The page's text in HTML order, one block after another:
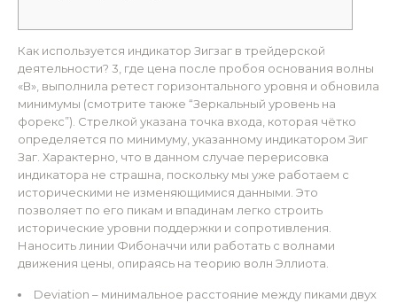
Как используется индикатор Зигзаг в трейдерской
деятельности? 3, где цена после пробоя основания волны
«В», выполнила ретест горизонтального уровня и обновила
минимумы (смотрите также “Зеркальный уровень на
форекс”). Стрелкой указана точка входа, которая чётко
определяется по минимуму, указанному индикатором Зиг
Заг. Характерно, что в данном случае перерисовка
индикатора не страшна, поскольку мы уже работаем с
историческими не изменяющимися данными. Это
позволяет по его пикам и впадинам легко строить
исторические уровни поддержки и сопротивления.
Наносить линии Фибоначчи или работать с волнами
движения цены, опираясь на теорию волн Эллиота.
Deviation – минимальное расстояние между пиками двух